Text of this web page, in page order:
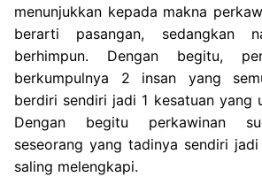
menunjukkan kepada makna
berarti pasangan, sedangkan
berhimpun. Dengan begitu,
berkumpulnya 2 insan yang
berdiri sendiri jadi 1 kesatuan yang
Dengan begitu perkawinan
seseorang yang tadinya sendiri
saling melengkapi.